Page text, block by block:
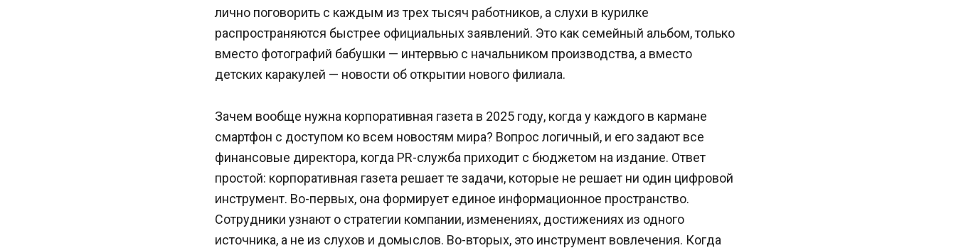
лично поговорить с каждым из трех тысяч работников, а слухи в курилке
распространяются быстрее официальных заявлений. Это как семейный альбом, только
вместо фотографий бабушки — интервью с начальником производства, а вместо
детских каракулей — новости об открытии нового филиала.
Зачем вообще нужна корпоративная газета в 2025 году, когда у каждого в кармане
смартфон с доступом ко всем новостям мира? Вопрос логичный, и его задают все
финансовые директора, когда PR-служба приходит с бюджетом на издание. Ответ
простой: корпоративная газета решает те задачи, которые не решает ни один цифровой
инструмент. Во-первых, она формирует единое информационное пространство.
Сотрудники узнают о стратегии компании, изменениях, достижениях из одного
источника, а не из слухов и домыслов. Во-вторых, это инструмент вовлечения. Когда